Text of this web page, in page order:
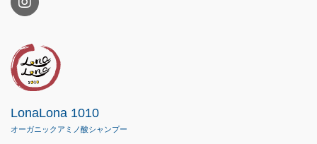
LonaLona 1010
オーガニックアミノ酸シャンプー